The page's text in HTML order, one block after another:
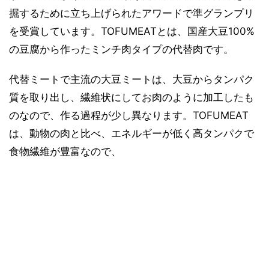
掘するために立ち上げられたアワードで準グランプリ
を受賞しています。TOFUMEATとは、国産大豆100%
の豆腐から作ったミンチ肉タイプの代替肉です。
代替ミートで主流の大豆ミートは、大豆からタンパク
質を取り出し、繊維状にしてお肉のように加工したも
のなので、作る過程が少し異なります。TOFUMEAT
は、動物の肉と比べ、エネルギーが低く高タンパクで
食物繊維が豊富なので、